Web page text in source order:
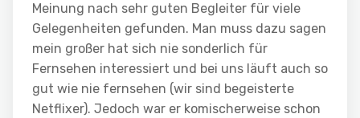
Meinung nach sehr guten Begleiter für viele
Gelegenheiten gefunden. Man muss dazu sagen
mein großer hat sich nie sonderlich für
Fernsehen interessiert und bei uns läuft auch so
gut wie nie fernsehen (wir sind begeisterte
Netflixer). Jedoch war er komischerweise schon